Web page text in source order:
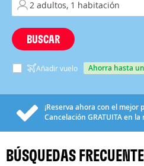
BUSCAR
Añadir vuelo ahorra hasta
¡Reserva ahora con el mejor
Cancelación GRATUITAen la
BÚSQUEDAS